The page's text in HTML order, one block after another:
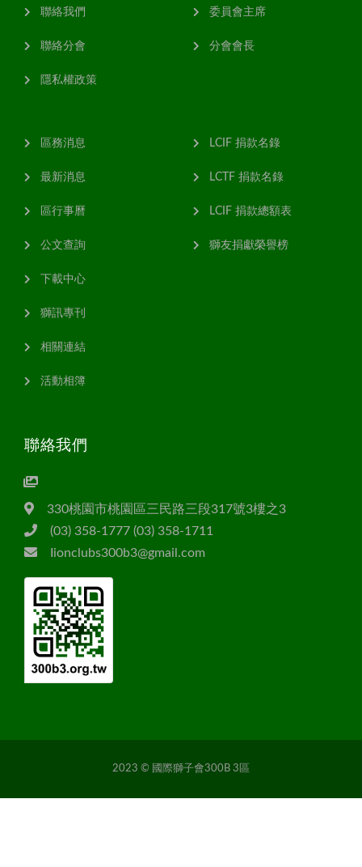
聯絡我們
聯絡分會
隱私權政策
委員會主席
分會會長
區務消息
最新消息
區行事曆
公文查詢
下載中心
獅訊專刊
相關連結
活動相簿
LCIF 捐款名錄
LCTF 捐款名錄
LCIF 捐款總額表
獅友捐獻榮譽榜
聯絡我們
330桃園市桃園區三民路三段317號3樓之3
(03) 358-1777 (03) 358-1711
Iionclubs300b3@gmail.com
2023 © 國際獅子會300B 3區